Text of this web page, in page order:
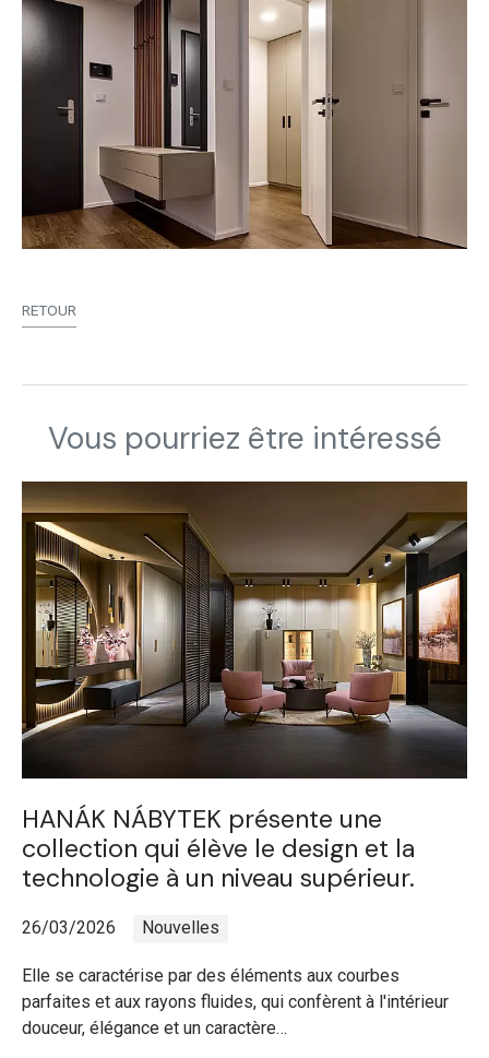
RETOUR
Vous pourriez être intéressé
HANÁK NÁBYTEK présente une
collection qui élève le design et la
technologie à un niveau supérieur.
26/03/2026 Nouvelles
Elle se caractérise par des éléments aux courbes
parfaites et aux rayons fluides, qui confèrent à l'intérieur
douceur, élégance et un caractère…